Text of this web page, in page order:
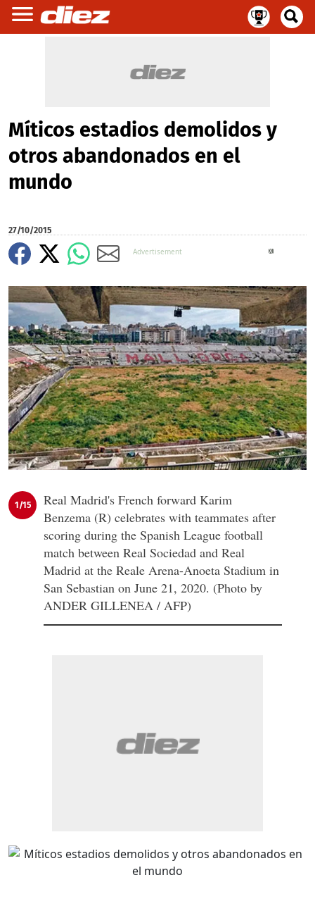
Míticos estadios demolidos y
otros abandonados en el
mundo
27/10/2015
1/15
Real Madrid's French forward Karim
Benzema (R) celebrates with teammates after
scoring during the Spanish League football
match between Real Sociedad and Real
Madrid at the Reale Arena-Anoeta Stadium in
San Sebastian on June 21, 2020. (Photo by
ANDER GILLENEA / AFP)
X